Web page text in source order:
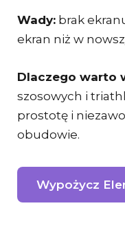
Wady: brak
ekran niż w
Dlaczego warto
szosowych i
prostotę i
obudowie.
Wypożycz